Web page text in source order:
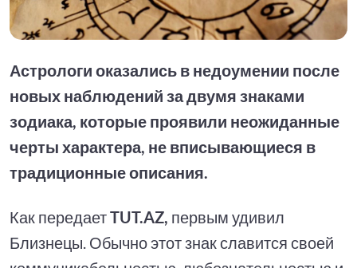
Астрологи оказались в недоумении после
новых наблюдений за двумя знаками
зодиака, которые проявили неожиданные
черты характера, не вписывающиеся в
традиционные описания.
Как передаетTUT.AZ, первым удивил
Близнецы. Обычно этот знак славится своей